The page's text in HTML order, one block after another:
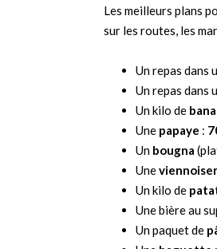
Les meilleurs plans
sur les routes, les
Un repas dans
Un repas dans
Un kilo de
Une papaye :
Un bougna
Une
Un kilo de
Une bière au
Un paquet de